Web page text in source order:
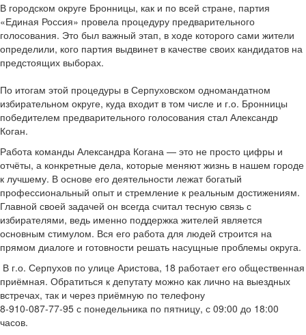
В городском округе Бронницы, как и по всей стране, партия
«Единая Россия» провела процедуру предварительного
голосования. Это был важный этап, в ходе которого сами жители
определили, кого партия выдвинет в качестве своих кандидатов на
предстоящих выборах.
По итогам этой процедуры в Серпуховском одномандатном
избирательном округе, куда входит в том числе и г.о. Бронницы
победителем предварительного голосования стал Александр
Коган.
Работа команды Александра Когана — это не просто цифры и
отчёты, а конкретные дела, которые меняют жизнь в нашем городе
к лучшему. В основе его деятельности лежат богатый
профессиональный опыт и стремление к реальным достижениям.
Главной своей задачей он всегда считал тесную связь с
избирателями, ведь именно поддержка жителей является
основным стимулом. Вся его работа для людей строится на
прямом диалоге и готовности решать насущные проблемы округа.
В г.о. Серпухов по улице Аристова, 18 работает его общественная
приёмная. Обратиться к депутату можно как лично на выездных
встречах, так и через приёмную по телефону
8-910-087-77-95 с понедельника по пятницу, с 09:00 до 18:00
часов.